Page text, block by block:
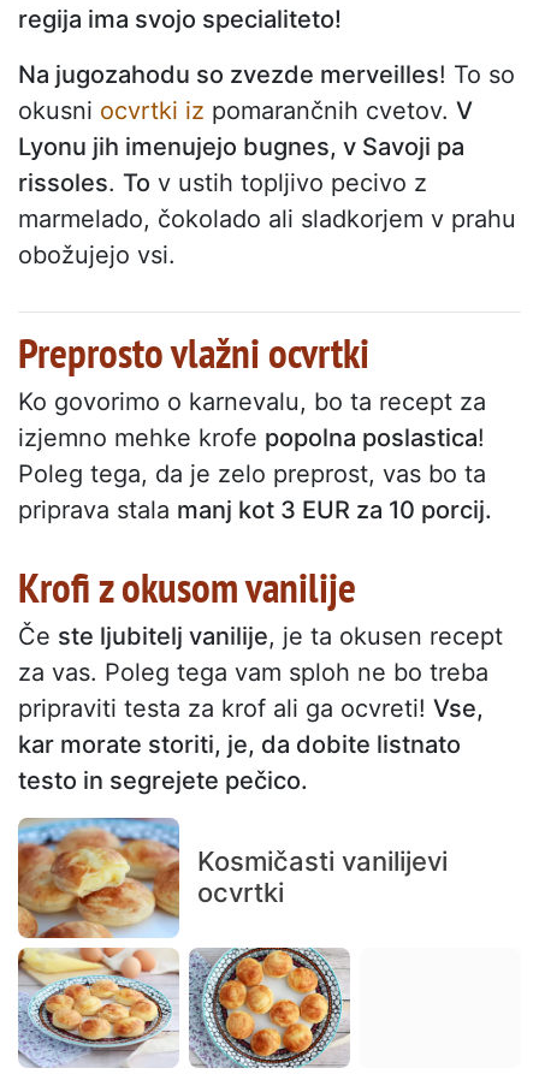
regija ima svojo specialiteto!
Na jugozahodu so zvezde merveilles! To so
okusni ocvrtki iz pomarančnih cvetov. V
Lyonu jih imenujejo bugnes, v Savoji pa
rissoles. To v ustih topljivo pecivo z
marmelado, čokolado ali sladkorjem v prahu
obožujejo vsi.
Preprosto vlažni ocvrtki
Ko govorimo o karnevalu, bo ta recept za
izjemno mehke krofe popolna poslastica!
Poleg tega, da je zelo preprost, vas bo ta
priprava stala manj kot 3 EUR za 10 porcij.
Krofi z okusom vanilije
Če ste ljubitelj vanilije, je ta okusen recept
za vas. Poleg tega vam sploh ne bo treba
pripraviti testa za krof ali ga ocvreti! Vse,
kar morate storiti, je, da dobite listnato
testo in segrejete pečico.
Kosmičasti vanilijevi
ocvrtki